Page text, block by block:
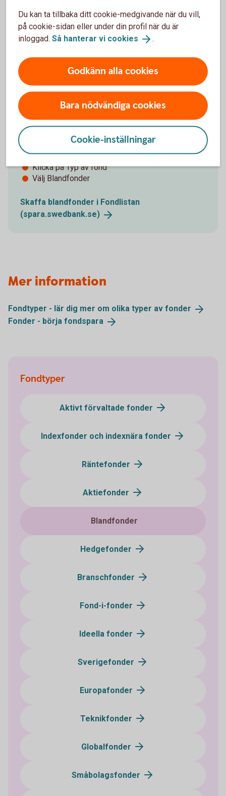
Våra blandfonder
För att hitta våra blandfonder - följ stegen:
Gå till vår fondlista
Klicka på Typ av fond
Välj Blandfonder
Skaffa blandfonder i Fondlistan
(spara.swedbank.se)
Tips!
Mer information
Fondtyper - lär dig mer om olika typer av fonder
Fonder - börja fondspara
Fondtyper
Aktivt förvaltade fonder
Indexfonder och indexnära fonder
Räntefonder
Aktiefonder
Blandfonder
Hedgefonder
Branschfonder
Fond-i-fonder
Ideella fonder
Sverigefonder
Europafonder
Teknikfonder
Globalfonder
Småbolagsfonder
Du kan ta tillbaka ditt cookie-medgivande när du vill,
på cookie-sidan eller under din profil när du är
inloggad. Så hanterar vi cookies .
Godkänn alla cookies
Bara nödvändiga cookies
Cookie-inställningar